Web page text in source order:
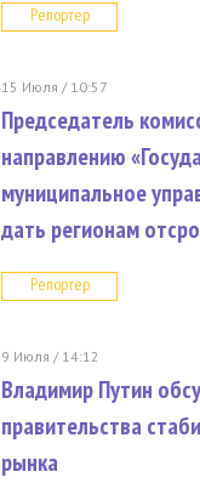
Репортер
15 Июля / 10:57
Председатель
направлению
муниципальное
дать регионам
Репортер
9 Июля / 14:12
Владимир Путин
правительства
рынка